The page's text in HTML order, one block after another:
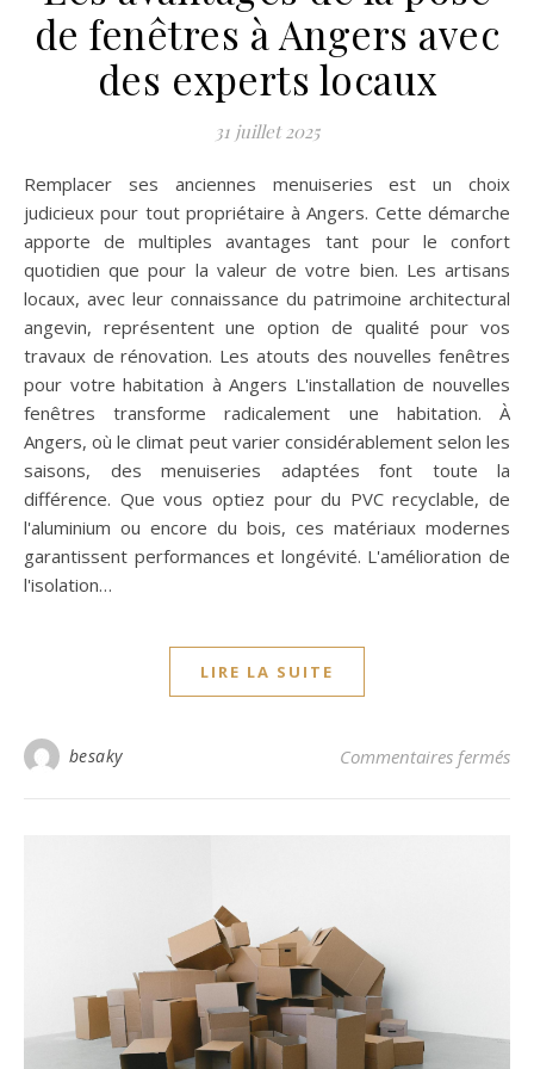
de fenêtres à Angers avec
des experts locaux
31 juillet 2025
Remplacer ses anciennes menuiseries est un choix
judicieux pour tout propriétaire à Angers. Cette démarche
apporte de multiples avantages tant pour le confort
quotidien que pour la valeur de votre bien. Les artisans
locaux, avec leur connaissance du patrimoine architectural
angevin, représentent une option de qualité pour vos
travaux de rénovation. Les atouts des nouvelles fenêtres
pour votre habitation à Angers L'installation de nouvelles
fenêtres transforme radicalement une habitation. À
Angers, où le climat peut varier considérablement selon les
saisons, des menuiseries adaptées font toute la
différence. Que vous optiez pour du PVC recyclable, de
l'aluminium ou encore du bois, ces matériaux modernes
garantissent performances et longévité. L'amélioration de
l'isolation…
LIRE LA SUITE
besaky Commentaires fermés